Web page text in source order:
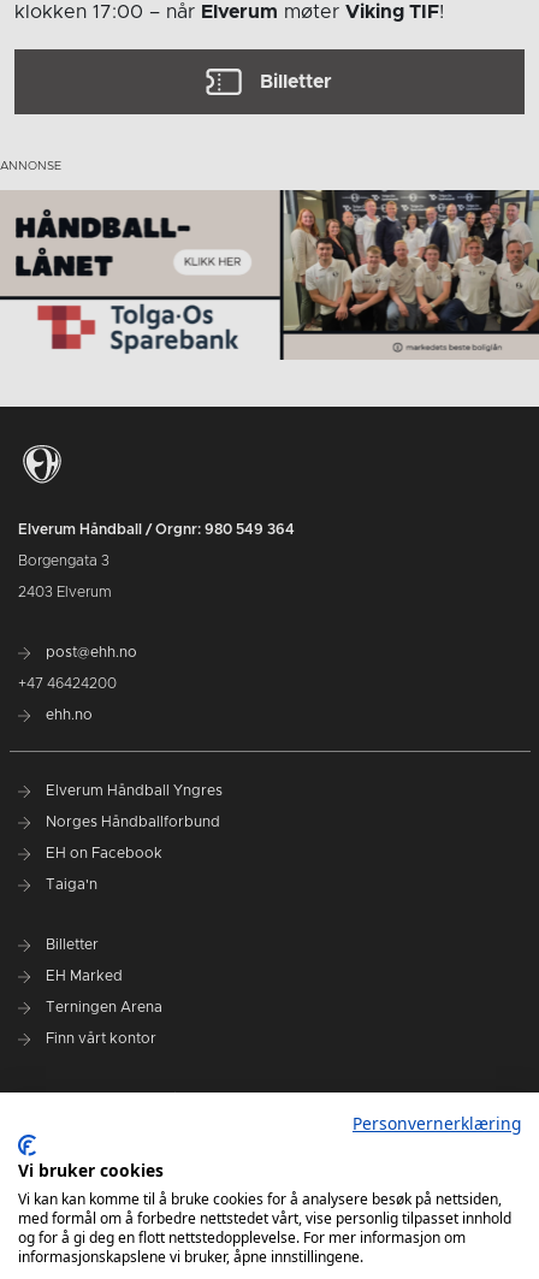
klokken 17:00 – når Elverum møter Viking TIF!
Billetter
Elverum Håndball / Orgnr: 980 549 364
Borgengata 3
2403 Elverum
post@ehh.no
+47 46424200
ehh.no
Elverum Håndball Yngres
Norges Håndballforbund
EH on Facebook
Taiga'n
Billetter
EH Marked
Terningen Arena
Finn vårt kontor
Administrasjonen i Elverum Håndball
Styre og utvalg
VARSLINGSRUTINER FOR ELVERUM HÅNDBALL
Personvernerklæring
Vi bruker cookies
Vi kan kan komme til å bruke cookies for å analysere besøk på nettsiden,
med formål om å forbedre nettstedet vårt, vise personlig tilpasset innhold
og for å gi deg en flott nettstedopplevelse. For mer informasjon om
informasjonskapslene vi bruker, åpne innstillingene.